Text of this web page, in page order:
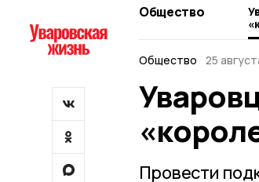
Общество
Общество
25
Провести